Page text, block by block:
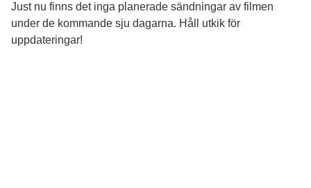
Just nu finns det inga planerade sändningar av filmen
under de kommande sju dagarna. Håll utkik för
uppdateringar!